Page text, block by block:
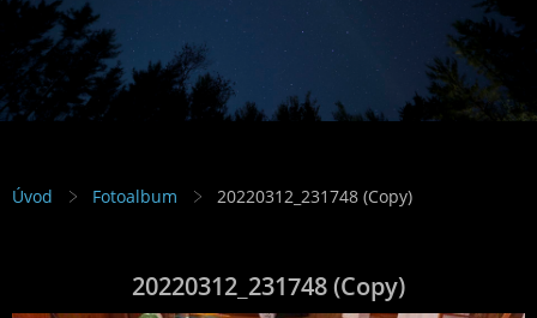
Úvod Fotoalbum 20220312_231748 (Copy)
20220312_231748 (Copy)